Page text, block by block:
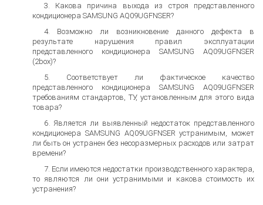
Какова причина выхода из строя представленного
кондиционера SAMSUNG AQ09UGFNSER?
Возможно ли возникновение данного дефекта в
результате нарушения правил эксплуатации
представленного кондиционера SAMSUNG AQ09UGFNSER
(2box)?
Соответствует ли фактическое качество
представленного кондиционера SAMSUNG AQ09UGFNSER
требованиям стандартов, ТУ, установленным для этого вида
товара?
Является ли выявленный недостаток представленного
кондиционера SAMSUNG AQ09UGFNSER устранимым, может
ли быть он устранен без несоразмерных расходов или затрат
времени?
Если имеются недостатки производственного характера,
то являются ли они устранимыми и какова стоимость их
устранения?